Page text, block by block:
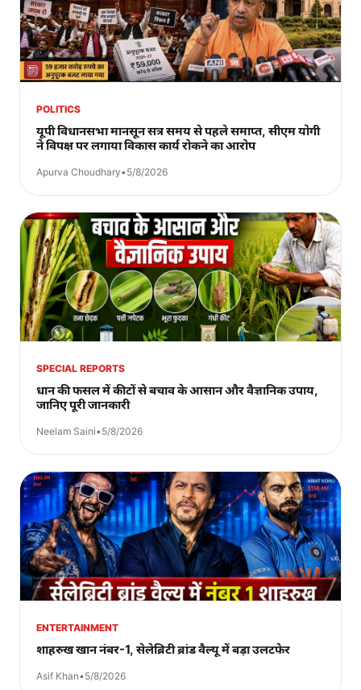
POLITICS
यूपी विधानसभा मानसून सत्र समय से पहले समाप्त, सीएम योगी
ने विपक्ष पर लगाया विकास कार्य रोकने का आरोप
Apurva Choudhary•5/8/2026
SPECIAL REPORTS
धान की फसल में कीटों से बचाव के आसान और वैज्ञानिक उपाय,
जानिए पूरी जानकारी
Neelam Saini•5/8/2026
ENTERTAINMENT
शाहरुख खान नंबर-1, सेलेब्रिटी ब्रांड वैल्यू में बड़ा उलटफेर
Asif Khan•5/8/2026